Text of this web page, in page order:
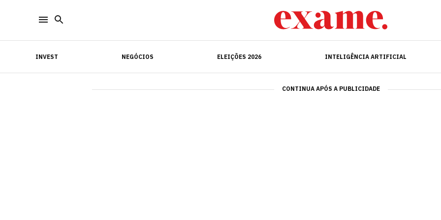
INVEST NEGÓCIOS ELEIÇÕES 2026 INTELIGÊNCIA ARTIFICIAL
INVEST INTELIGÊNCIA ARTIFICIAL
CONTINUA APÓS A PUBLICIDADE